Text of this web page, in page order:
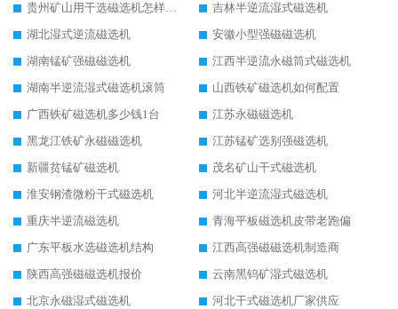
贵州矿山用干选磁选机怎样调磁
吉林半逆流湿式磁选机
湖北湿式逆流磁选机
安徽小型强磁磁选机
湖南锰矿强磁磁选机
江西半逆流永磁筒式磁选机
湖南半逆流湿式磁选机滚筒
山西铁矿磁选机如何配置
广西铁矿磁选机多少钱1台
江苏永磁磁选机
黑龙江铁矿永磁磁选机
江苏锰矿选别强磁选机
新疆贫锰矿磁选机
茂名矿山干式磁选机
淮安钢渣微粉干式磁选机
河北半逆流湿式磁选机
重庆半逆流磁选机
青海平板磁选机皮带老跑偏
广东平板水选磁选机结构
江西高强磁磁选机制造商
陕西高强磁磁选机报价
云南黑钨矿湿式磁选机
北京永磁湿式磁选机
河北干式磁选机厂家供应